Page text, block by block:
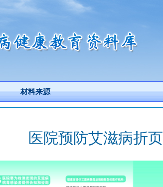
材料来源
医院预防艾滋病折页